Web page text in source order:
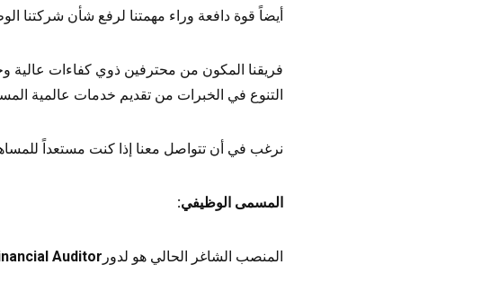
أيضاً قوة دافعة وراء مهمتنا لرفع شأن شركتنا
فريقنا المكون من محترفين ذوي كفاءات عالية
التنوع في الخبرات من تقديم خدمات عالمية
نرغب في أن تتواصل معنا إذا كنت مستعداً
المسمى الوظيفي:
المنصب الشاغر الحالي هو لدور Auditor)